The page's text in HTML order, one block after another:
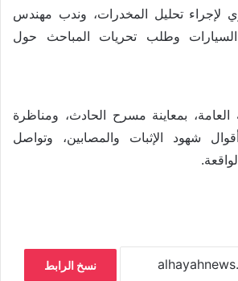
لإجراء تحليل المخدرات، وندب مهندس
وطلب تحريات المباحث حول
العامة، بمعاينة مسرح الحادث، ومناظرة
شهود الإثبات والمصابين، وتواصل
نسخ الرابط